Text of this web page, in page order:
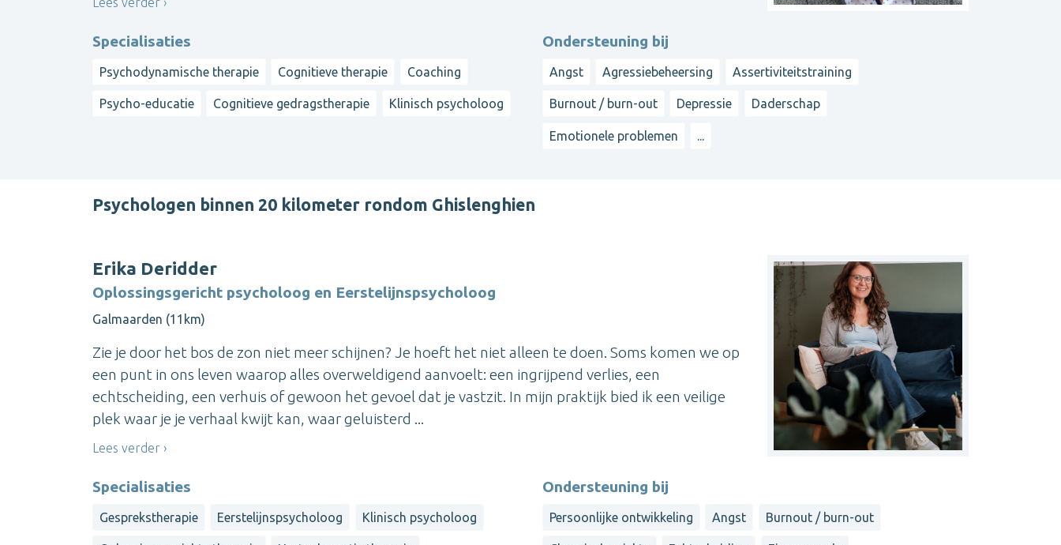
Specialisaties
Psychodynamische therapie Cognitieve therapie Coaching
Psycho-educatie Cognitieve gedragstherapie Klinisch psycholoog
Ondersteuning bij
Angst Agressiebeheersing Assertiviteitstraining
Burnout / burn-out Depressie Daderschap
Emotionele problemen
Psychologen binnen 20 kilometer rondom Ghislenghien
Erika Deridder
Oplossingsgericht psycholoog en Eerstelijnspsycholoog
Galmaarden (11km)
Zie je door het bos de zon niet meer schijnen? Je hoeft het niet alleen te doen. Soms komen we op
een punt in ons leven waarop alles overweldigend aanvoelt: een ingrijpend verlies, een
echtscheiding, een verhuis of gewoon het gevoel dat je vastzit. In mijn praktijk bied ik een veilige
plek waar je je verhaal kwijt kan, waar geluisterd ...
Lees verder
Specialisaties
Gesprekstherapie Eerstelijnspsycholoog Klinisch psycholoog
Ondersteuning bij
Persoonlijke ontwikkeling Angst Burnout / burn-out